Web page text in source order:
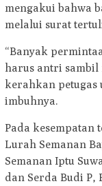
mengakui bahwa
melalui surat
“Banyak
harus antri sambil
kerahkan petugas
imbuhnya.
Pada
Lurah Semanan
Semanan Iptu
dan Serda Budi P,